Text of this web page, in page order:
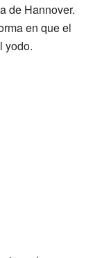
de Hannover.
en que el
yodo.